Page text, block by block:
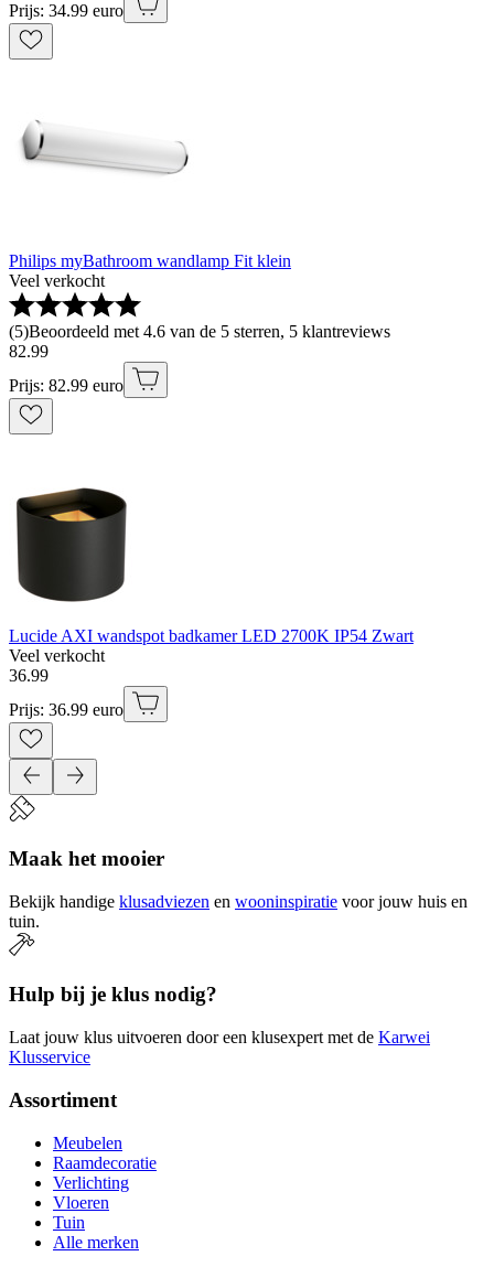
Prijs: 34.99 euro
Philips myBathroom wandlamp Fit klein
Veel verkocht
(5)Beoordeeld met 4.6 van de 5 sterren, 5 klantreviews
82.99
Prijs: 82.99 euro
Lucide AXI wandspot badkamer LED 2700K IP54 Zwart
Veel verkocht
36.99
Prijs: 36.99 euro
Maak het mooier
Bekijk handige klusadviezen en wooninspiratie voor jouw huis en
tuin.
Hulp bij je klus nodig?
Laat jouw klus uitvoeren door een klusexpert met de Karwei
Klusservice
Assortiment
Meubelen
Raamdecoratie
Verlichting
Vloeren
Tuin
Alle merken